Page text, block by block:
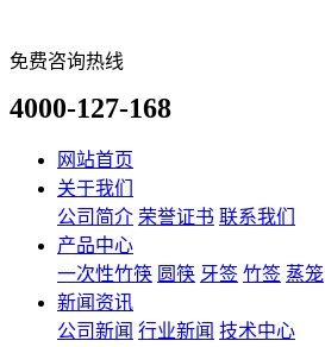
免费咨询热线
4000-127-168
网站首页
关于我们
公司简介 荣誉证书 联系我们
产品中心
一次性竹筷 圆筷 牙签 竹签 蒸笼
新闻资讯
公司新闻 行业新闻 技术中心